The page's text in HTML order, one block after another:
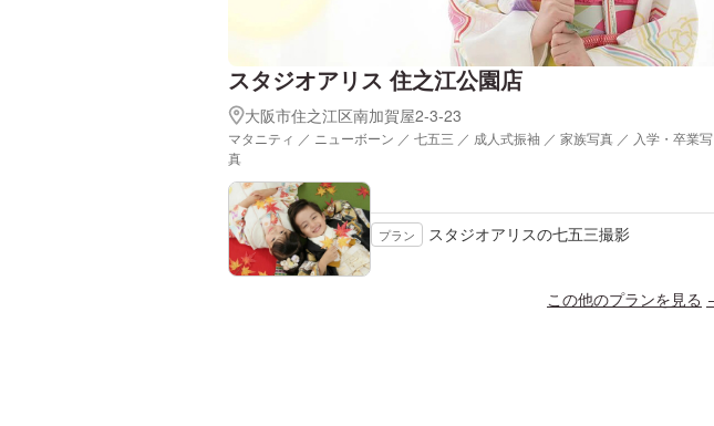
スタジオアリス 住之江公園店
大阪市住之江区南加賀屋2-3-23
マタニティ ／ ニューボーン ／ 七五三 ／ 成人式振袖 ／ 家族写真 ／ 入学・卒業写
真
プラン スタジオアリスの七五三撮影
この他のプランを見る